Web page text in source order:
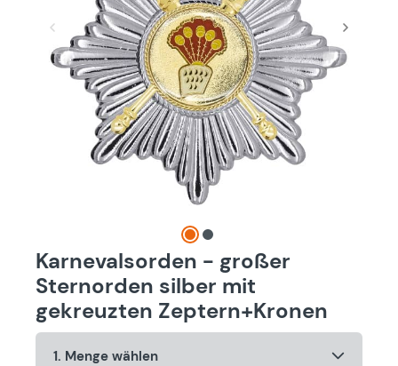
Karnevalsorden - großer
Sternorden silber mit
gekreuzten Zeptern+Kronen
1. Menge wählen